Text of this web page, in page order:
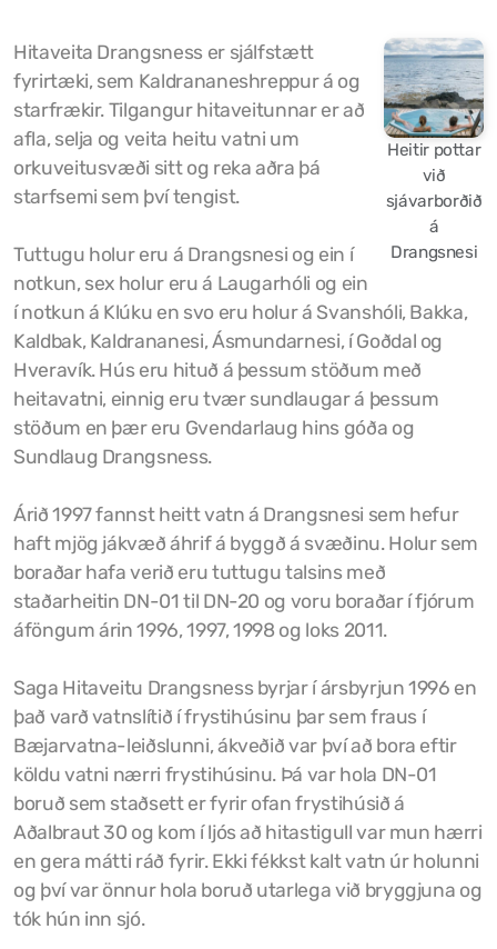
Heitir pottar
við
sjávarborðið
á
Drangsnesi
Hitaveita Drangsness er sjálfstætt
fyrirtæki, sem Kaldrananeshreppur á og
starfrækir. Tilgangur hitaveitunnar er að
afla, selja og veita heitu vatni um
orkuveitusvæði sitt og reka aðra þá
starfsemi sem því tengist.
Tuttugu holur eru á Drangsnesi og ein í
notkun, sex holur eru á Laugarhóli og ein
í notkun á Klúku en svo eru holur á Svanshóli, Bakka,
Kaldbak, Kaldrananesi, Ásmundarnesi, í Goðdal og
Hveravík. Hús eru hituð á þessum stöðum með
heitavatni, einnig eru tvær sundlaugar á þessum
stöðum en þær eru Gvendarlaug hins góða og
Sundlaug Drangsness.
Árið 1997 fannst heitt vatn á Drangsnesi sem hefur
haft mjög jákvæð áhrif á byggð á svæðinu. Holur sem
boraðar hafa verið eru tuttugu talsins með
staðarheitin DN-01 til DN-20 og voru boraðar í fjórum
áföngum árin 1996, 1997, 1998 og loks 2011.
Saga Hitaveitu Drangsness byrjar í ársbyrjun 1996 en
það varð vatnslítið í frystihúsinu þar sem fraus í
Bæjarvatna-leiðslunni, ákveðið var því að bora eftir
köldu vatni nærri frystihúsinu. Þá var hola DN-01
boruð sem staðsett er fyrir ofan frystihúsið á
Aðalbraut 30 og kom í ljós að hitastigull var mun hærri
en gera mátti ráð fyrir. Ekki fékkst kalt vatn úr holunni
og því var önnur hola boruð utarlega við bryggjuna og
tók hún inn sjó.
Aðalskipulag Kaldrananeshrepps
Skipulag og framkvæmdir
Hitaveita Drangsness
Slökkvilið Drangsness
Sorpsamlag Strandasýslu
Grunnskóli Drangsness
Félagsmiðstöðin Ozon
Siglingar út í Grímsey
Veiðileyfi
Kotbýli Kuklarans/Galdrasýning
Gönguleiðir í Kaldrananeshreppi
Hafnir í Kaldrananeshreppi
Fiskvinnslan Drangur
Útgerðarfélagið Skúli
Félög í Kaldrananeshreppi